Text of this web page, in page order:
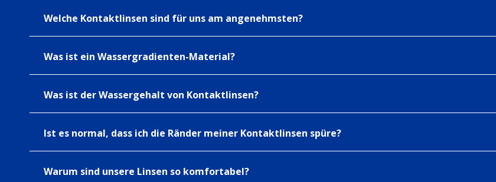
Welche Kontaktlinsen sind für uns am angenehmsten?
Was ist ein Wassergradienten-Material?
Was ist der Wassergehalt von Kontaktlinsen?
Ist es normal, dass ich die Ränder meiner Kontaktlinsen spüre?
Warum sind unsere Linsen so komfortabel?